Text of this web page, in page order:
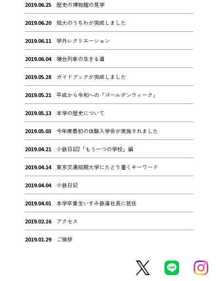
2019.06.25 歴史の博物館の見学
2019.06.20 短大のうちわが完成しました
2019.06.11 学外レクリエーション
2019.06.04 寝台列車の生きる道
2019.05.28 ガイドブックが完成しました
2019.05.21 平成から令和への「ゴールデンウィーク」
2019.05.13 本学の歴史について
2019.05.03 今年度最初の体験入学会が実施されました
2019.04.21 小鉄日記2「もう一つの学校」編
2019.04.14 東京交通短期大学にたどり着くキーワード
2019.04.04 小鉄日記
2019.04.01 本学卒業生いすみ鉄道社長に就任
2019.02.16 アクセス
2019.01.29 ご挨拶